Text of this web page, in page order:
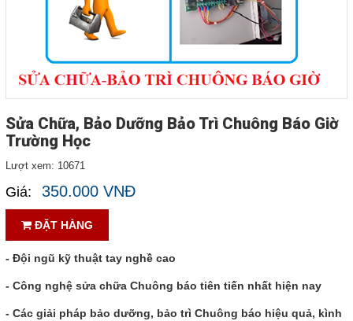
Sửa Chữa, Bảo Dưỡng Bảo Trì Chuông Báo Giờ
Trường Học
Lượt xem: 10671
Giá: 350.000 VNĐ
ĐẶT HÀNG
- Đội ngũ kỹ thuật tay nghề cao
- Công nghệ sửa chữa Chuông báo tiên tiến nhất hiện nay
- Các giải pháp bảo dưỡng, bảo trì Chuông báo hiệu quả, kình
Tin tức
Đóng
TRÊN MẠNG XÃ HỘI
Facebook
Google
Twitter
LinkedIn